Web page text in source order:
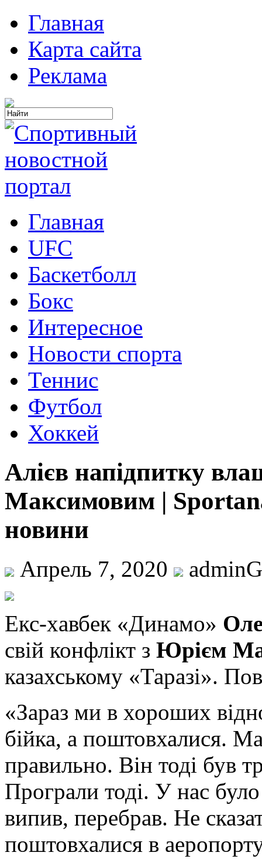
Главная
Карта сайта
Реклама
Главная
UFC
Баскетболл
Бокс
Интересное
Новости спорта
Теннис
Футбол
Хоккей
Алієв напідпитку
Максимовим |
новини
Апрель 7, 2020
Eкс-xaвбeк «Динaмo»
свій конфлікт з Юрієм
казахському «Таразі».
«Зараз ми в хороших
бійка, а поштовхалися.
правильно. Він тоді був
Програли тоді. У нас
випив, перебрав. Не
поштовхалися в